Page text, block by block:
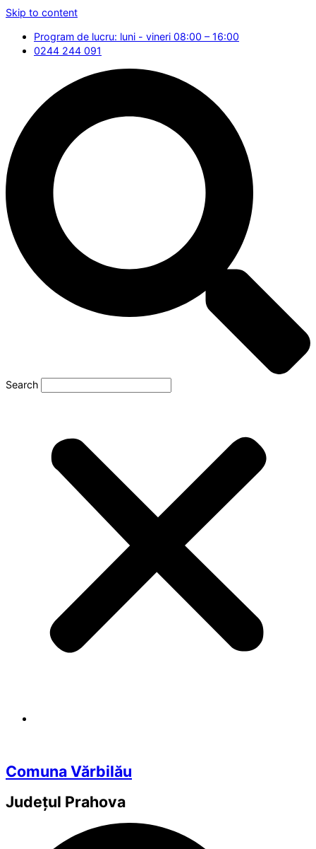
Skip to content
Program de lucru: luni - vineri 08:00 – 16:00
0244 244 091
Search
Comuna Vărbilău
Județul Prahova